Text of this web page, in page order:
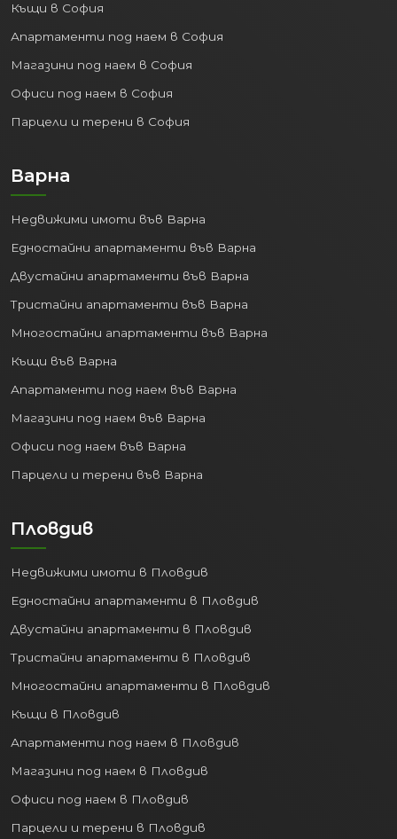
Къщи в София
Апартаменти под наем в София
Магазини под наем в София
Офиси под наем в София
Парцели и терени в София
Варна
Недвижими имоти във Варна
Едностайни апартаменти във Варна
Двустайни апартаменти във Варна
Тристайни апартаменти във Варна
Многостайни апартаменти във Варна
Къщи във Варна
Апартаменти под наем във Варна
Магазини под наем във Варна
Офиси под наем във Варна
Парцели и терени във Варна
Пловдив
Недвижими имоти в Пловдив
Едностайни апартаменти в Пловдив
Двустайни апартаменти в Пловдив
Тристайни апартаменти в Пловдив
Многостайни апартаменти в Пловдив
Къщи в Пловдив
Апартаменти под наем в Пловдив
Магазини под наем в Пловдив
Офиси под наем в Пловдив
Парцели и терени в Пловдив